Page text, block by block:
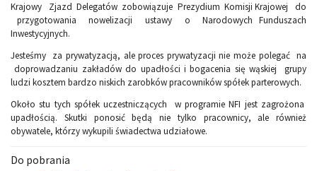
Krajowy Zjazd Delegatów zobowiązuje Prezydium Komisji Krajowej do
przygotowania nowelizacji ustawy o Narodowych Funduszach
Inwestycyjnych.
Jesteśmy za prywatyzacją, ale proces prywatyzacji nie może polegać na
doprowadzaniu zakładów do upadłości i bogacenia się wąskiej grupy
ludzi kosztem bardzo niskich zarobków pracowników spółek parterowych.
Około stu tych spółek uczestniczących w programie NFI jest zagrożona
upadłością. Skutki ponosić będą nie tylko pracownicy, ale również
obywatele, którzy wykupili świadectwa udziałowe.
Do pobrania